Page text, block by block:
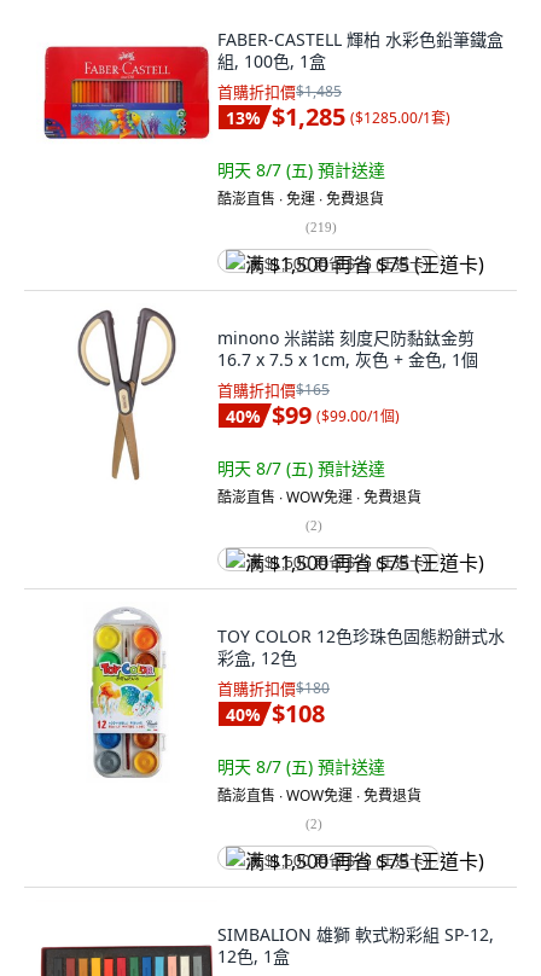
FABER-CASTELL 輝柏 水彩色鉛筆鐵盒
組, 100色, 1盒
首購折扣價$1,485
13% $1,285 ($1285.00/1套)
明天 8/7 (五) 預計送達
酷澎直售 ∙ 免運 ∙ 免費退貨
(219)
满 $1,500 再省 $75 (王道卡)
minono 米諾諾 刻度尺防黏鈦金剪
16.7 x 7.5 x 1cm, 灰色 + 金色, 1個
首購折扣價$165
40% $99 ($99.00/1個)
明天 8/7 (五) 預計送達
酷澎直售 ∙ WOW免運 ∙ 免費退貨
(2)
满 $1,500 再省 $75 (王道卡)
TOY COLOR 12色珍珠色固態粉餅式水
彩盒, 12色
首購折扣價$180
40% $108
明天 8/7 (五) 預計送達
酷澎直售 ∙ WOW免運 ∙ 免費退貨
(2)
满 $1,500 再省 $75 (王道卡)
SIMBALION 雄獅 軟式粉彩組 SP-12,
12色, 1盒